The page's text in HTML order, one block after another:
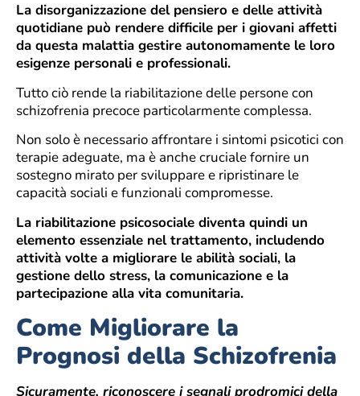
La disorganizzazione del pensiero e delle attività
quotidiane può rendere difficile per i giovani affetti
da questa malattia gestire autonomamente le loro
esigenze personali e professionali.
Tutto ciò rende la riabilitazione delle persone con
schizofrenia precoce particolarmente complessa.
Non solo è necessario affrontare i sintomi psicotici con
terapie adeguate, ma è anche cruciale fornire un
sostegno mirato per sviluppare e ripristinare le
capacità sociali e funzionali compromesse.
La riabilitazione psicosociale diventa quindi un
elemento essenziale nel trattamento, includendo
attività volte a migliorare le abilità sociali, la
gestione dello stress, la comunicazione e la
partecipazione alla vita comunitaria.
Come Migliorare la
Prognosi della Schizofrenia
Sicuramente, riconoscere i segnali prodromici della